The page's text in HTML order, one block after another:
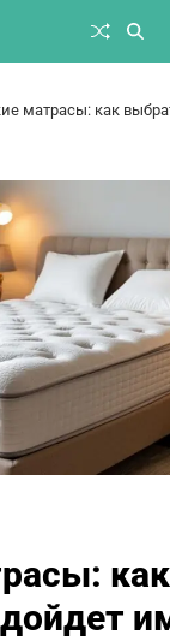
матрасы: как